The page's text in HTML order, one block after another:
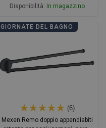
Disponibilità: In magazzino
Aggiungi al carrello
GIORNATE DEL BAGNO
(6)
Mexen Remo doppio appendiabiti